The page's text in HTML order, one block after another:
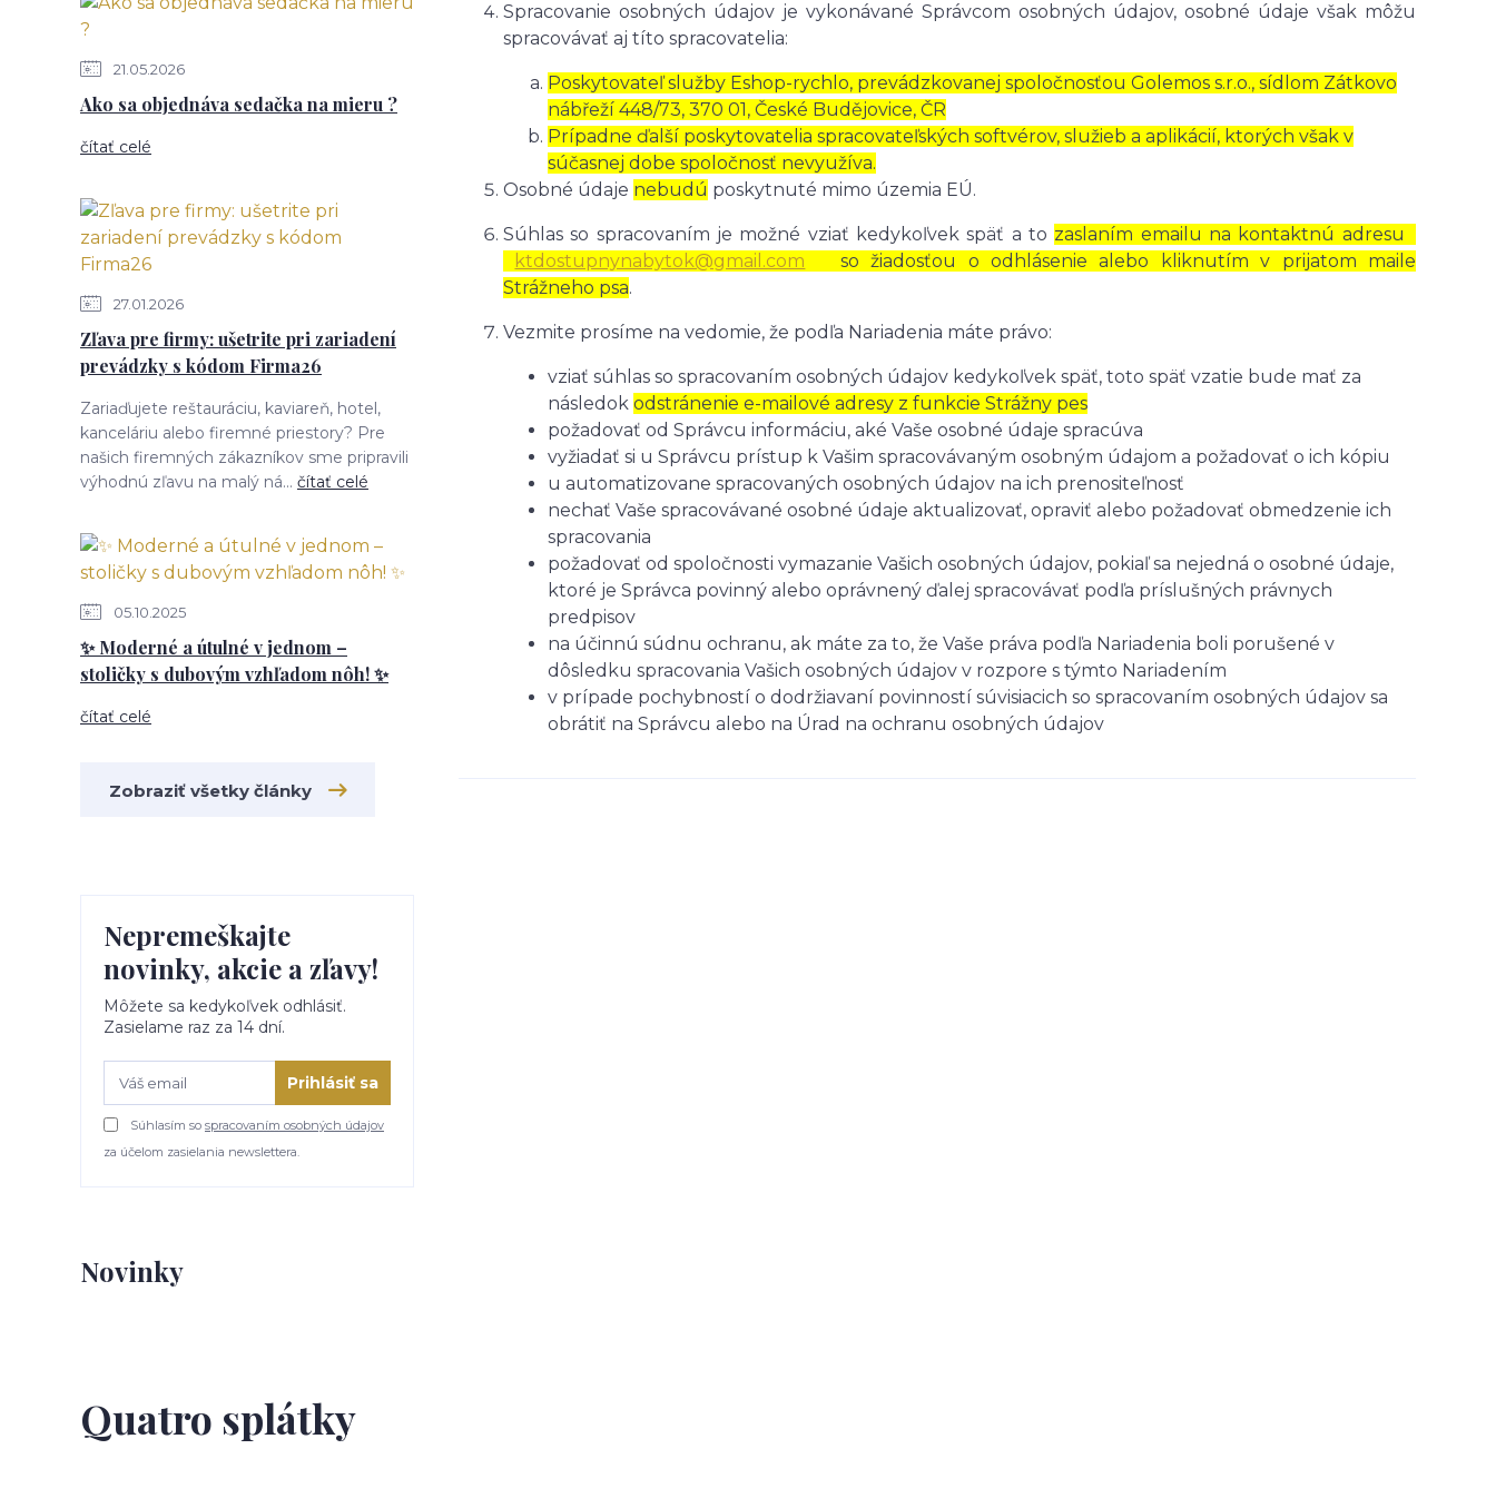
21.05.2026
Ako sa objednáva sedačka na mieru ?
čítať celé
27.01.2026
Zľava pre firmy: ušetrite pri zariadení
prevádzky s kódom Firma26
Zariaďujete reštauráciu, kaviareň, hotel,
kanceláriu alebo firemné priestory? Pre
našich firemných zákazníkov sme pripravili
výhodnú zľavu na malý ná... čítať celé
05.10.2025
✨ Moderné a útulné v jednom –
stoličky s dubovým vzhľadom nôh! ✨
čítať celé
Zobraziť všetky články
Nepremeškajte
novinky, akcie a zľavy!
Môžete sa kedykoľvek odhlásiť.
Zasielame raz za 14 dní.
Prihlásiť sa
Súhlasím so spracovaním osobných údajov
za účelom zasielania newslettera.
Novinky
Quatro splátky
Spracovanie osobných údajov je vykonávané Správcom osobných údajov, osobné údaje však môžu
spracovávať aj títo spracovatelia:
Poskytovateľ služby Eshop-rychlo, prevádzkovanej spoločnosťou Golemos s.r.o., sídlom Zátkovo
nábřeží 448/73, 370 01, České Budějovice, ČR
Prípadne ďalší poskytovatelia spracovateľských softvérov, služieb a aplikácií, ktorých však v
súčasnej dobe spoločnosť nevyužíva.
Osobné údaje nebudú poskytnuté mimo územia EÚ.
Súhlas so spracovaním je možné vziať kedykoľvek späť a to zaslaním emailu na kontaktnú adresu
ktdostupnynabytok@gmail.com so žiadosťou o odhlásenie alebo kliknutím v prijatom maile
Strážneho psa.
Vezmite prosíme na vedomie, že podľa Nariadenia máte právo:
vziať súhlas so spracovaním osobných údajov kedykoľvek späť, toto späť vzatie bude mať za
následok odstránenie e-mailové adresy z funkcie Strážny pes
požadovať od Správcu informáciu, aké Vaše osobné údaje spracúva
vyžiadať si u Správcu prístup k Vašim spracovávaným osobným údajom a požadovať o ich kópiu
u automatizovane spracovaných osobných údajov na ich prenositeľnosť
nechať Vaše spracovávané osobné údaje aktualizovať, opraviť alebo požadovať obmedzenie ich
spracovania
požadovať od spoločnosti vymazanie Vašich osobných údajov, pokiaľ sa nejedná o osobné údaje,
ktoré je Správca povinný alebo oprávnený ďalej spracovávať podľa príslušných právnych
predpisov
na účinnú súdnu ochranu, ak máte za to, že Vaše práva podľa Nariadenia boli porušené v
dôsledku spracovania Vašich osobných údajov v rozpore s týmto Nariadením
v prípade pochybností o dodržiavaní povinností súvisiacich so spracovaním osobných údajov sa
obrátiť na Správcu alebo na Úrad na ochranu osobných údajov